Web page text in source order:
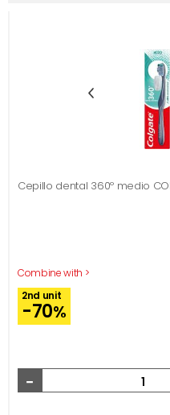
Cepillo dental 360º medio
Combine with >
2nd unit
-70%
-